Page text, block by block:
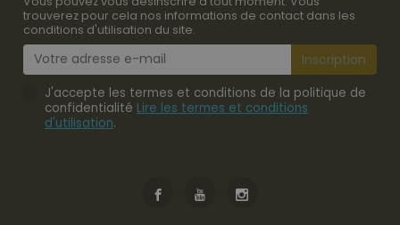
trouverez pour cela nos informations de contact dans les
conditions d'utilisation du site.
J'accepte les termes et conditions de la politique de
confidentialité Lire les termes et conditions
d'utilisation.